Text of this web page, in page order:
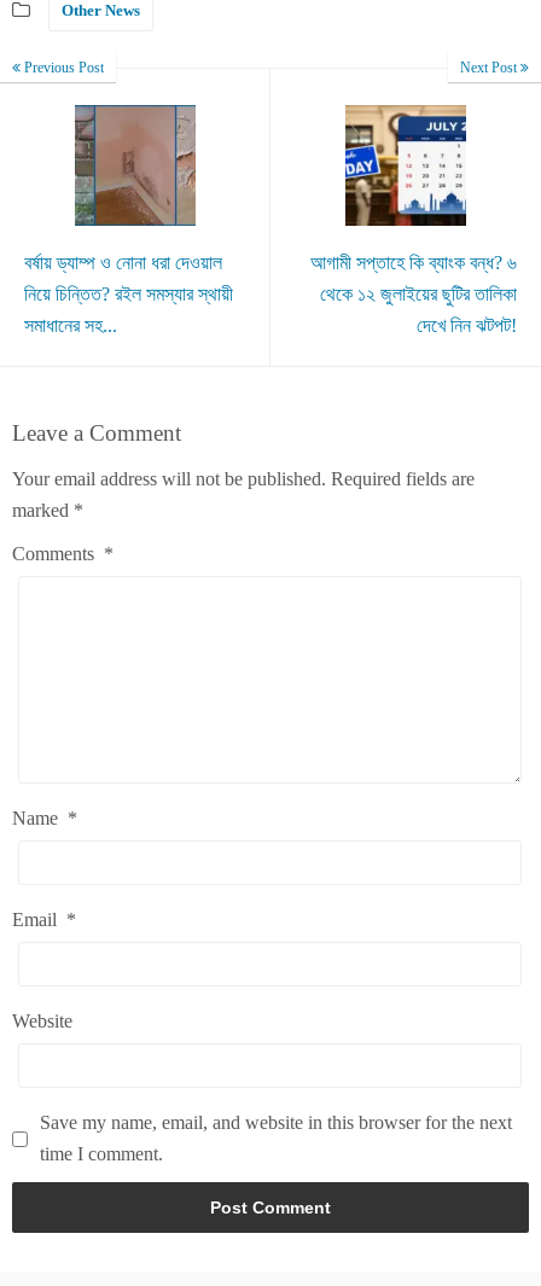
Other News
Previous Post
বর্ষায় ড্যাম্প ও নোনা ধরা দেওয়াল
নিয়ে চিন্তিত? রইল সমস্যার স্থায়ী
সমাধানের সহ...
Next Post
আগামী সপ্তাহে কি ব্যাংক বন্ধ? ৬
থেকে ১২ জুলাইয়ের ছুটির তালিকা
দেখে নিন ঝটপট!
Leave a Comment
Your email address will not be published. Required fields are
marked *
Comments *
Name *
Email *
Website
Save my name, email, and website in this browser for the next
time I comment.